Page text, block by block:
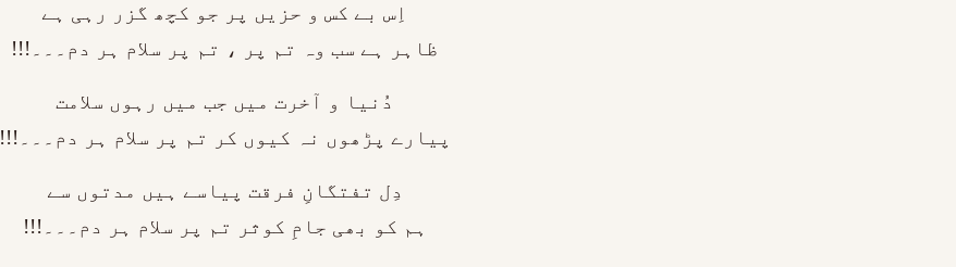
اِس بے کس و حزیں پر جو کچھ گزر رہی ہے
ظاہر ہے سب وہ تم پر ، تم پر سلام ہر دم۔۔۔!!!
دُنیا و آخرت میں جب میں رہوں سلامت
پیارے پڑھوں نہ کیوں کر تم پر سلام ہر دم۔۔۔!!!
دِل تفتگانِ فرقت پیاسے ہیں مدتوں سے
ہم کو بھی جامِ کوثر تم پر سلام ہر دم۔۔۔!!!